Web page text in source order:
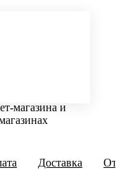
магазина и
Доставка